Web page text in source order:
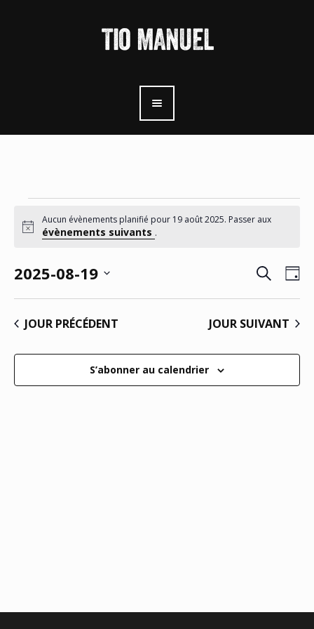
FOR
19
AOÛT
Notice
Aucun évènements planifié pour 19 août 2025. Passer aux
évènements suivants .
et
Recherche
de
2025-08-19
date.JOUR PRÉCÉDENT JOUR SUIVANT
S’abonner au calendrier